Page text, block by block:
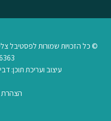
עיצוב ועריכת תוכן: דביר כהן
הצהרת